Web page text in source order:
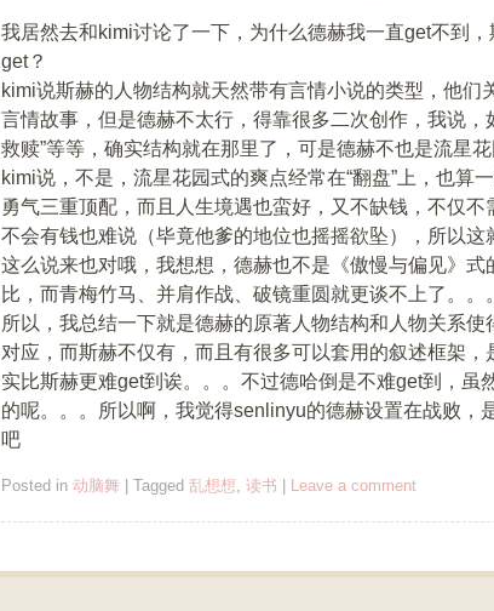
我居然去和kimi讨论了一下，为什么德赫我一直get不到
get？
kimi说斯赫的人物结构就天然带有言情小说的类型，他们
言情故事，但是德赫不太行，得靠很多二次创作，我说，
救赎”等等，确实结构就在那里了，可是德赫不也是流星花
kimi说，不是，流星花园式的爽点经常在“翻盘”上，也算
勇气三重顶配，而且人生境遇也蛮好，又不缺钱，不仅
不会有钱也难说（毕竟他爹的地位也摇摇欲坠），所以这
这么说来也对哦，我想想，德赫也不是《傲慢与偏见》
比，而青梅竹马、并肩作战、破镜重圆就更谈不上了。
所以，我总结一下就是德赫的原著人物结构和人物关系
对应，而斯赫不仅有，而且有很多可以套用的叙述框架
实比斯赫更难get到诶。。。不过德哈倒是不难get到，虽
的呢。。。所以啊，我觉得senlinyu的德赫设置在战败，
吧
Posted in 动脑舞 Tagged 乱想想, 读书 Leave a comment
Post navigation